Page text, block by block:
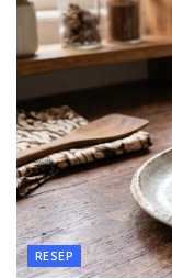
RESEP